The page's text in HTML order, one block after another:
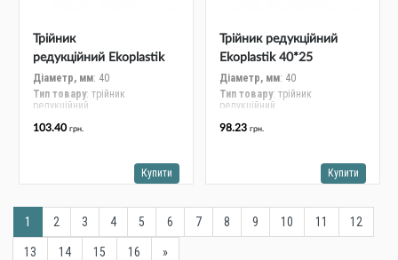
Трійник
редукційний Ekoplastik
40*32 STKR04032RCT
Діаметр, мм: 40
Тип товару: трійник
редукційний
103.40 грн.
Купити
Трійник редукційний
Ekoplastik 40*25
STKR04025RCT
Діаметр, мм: 40
Тип товару: трійник
редукційний
98.23 грн.
Купити
1 2 3 4 5 6 7 8 9 10 11 12
13 14 15 16 »